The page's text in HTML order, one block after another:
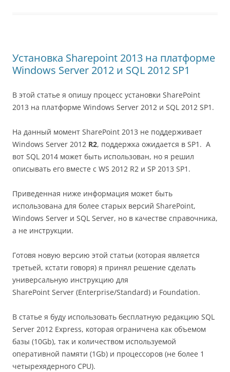
Установка Sharepoint 2013 на платформе
Windows Server 2012 и SQL 2012 SP1
В этой статье я опишу процесс установки SharePoint
2013 на платформе Windows Server 2012 и SQL 2012 SP1.
На данный момент SharePoint 2013 не поддерживает
Windows Server 2012 R2, поддержка ожидается в SP1. А
вот SQL 2014 может быть использован, но я решил
описывать его вместе с WS 2012 R2 и SP 2013 SP1.
Приведенная ниже информация может быть
использована для более старых версий SharePoint,
Windows Server и SQL Server, но в качестве справочника,
а не инструкции.
Готовя новую версию этой статьи (которая является
третьей, кстати говоря) я принял решение сделать
универсальную инструкцию для
SharePoint Server (Enterprise/Standard) и Foundation.
В статье я буду использовать бесплатную редакцию SQL
Server 2012 Express, которая ограничена как объемом
базы (10Gb), так и количеством используемой
оперативной памяти (1Gb) и процессоров (не более 1
четырехядерного CPU).